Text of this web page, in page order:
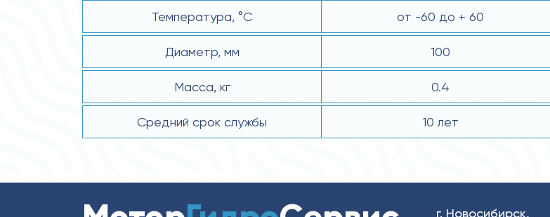
Температура, °C от -60 до + 60
Диаметр, мм 100
Масса, кг 0.4
Средний срок службы 10 лет
г. Новосибирск,